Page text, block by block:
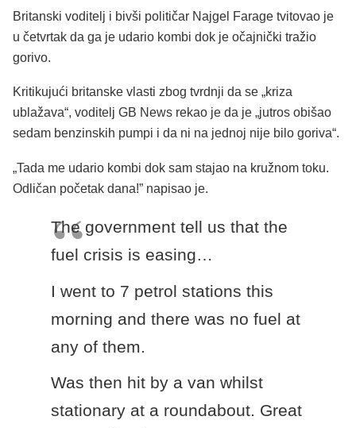
Britanski voditelj i bivši političar Najgel Farage tvitovao je
u četvrtak da ga je udario kombi dok je očajnički tražio
gorivo.
Kritikujući britanske vlasti zbog tvrdnji da se „kriza
ublažava“, voditelj GB News rekao je da je „jutros obišao
sedam benzinskih pumpi i da ni na jednoj nije bilo goriva“.
„Tada me udario kombi dok sam stajao na kružnom toku.
Odličan početak dana!” napisao je.
The government tell us that the
fuel crisis is easing…
I went to 7 petrol stations this
morning and there was no fuel at
any of them.
Was then hit by a van whilst
stationary at a roundabout. Great